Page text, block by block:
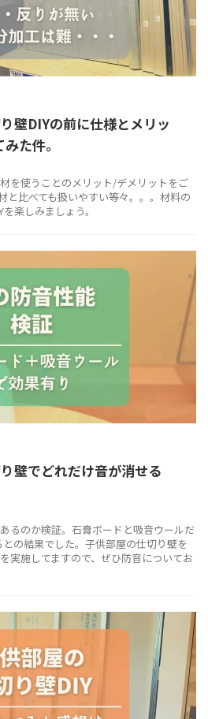
壁DIYの前に仕様とメリッ
た件。
を使うことのメリット/デメリットをご
と比べても扱いやすい等々。。。材料の
楽しみましょう。
壁でどれだけ音が消せる
るのか検証。石膏ボードと吸音ウールだ
の結果でした。子供部屋の仕切り壁を
実施してますので、ぜひ防音についてお